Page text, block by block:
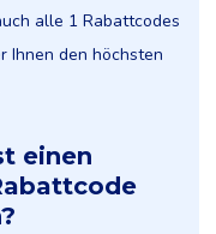
alle 1 Rabattcodes
Ihnen den höchsten
einen